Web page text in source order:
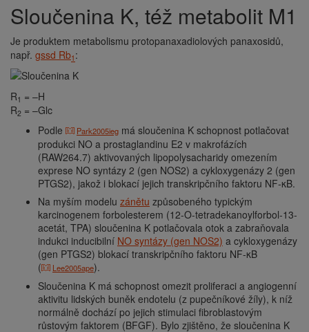
sloučenina K, též metabolit M1
Je produktem metabolismu protopanaxadiolových panaxosidů,
např. gssd Rb1 :
R1 = –H
R2 = –Glc
Podle
Park2005ieg má sloučenina K schopnost potlačovat
produkci NO a prostaglandinu E2 v makrofázích
(RAW264.7) aktivovaných lipopolysacharidy omezením
exprese NO syntázy 2 (gen NOS2) a cykloxygenázy 2 (gen
PTGS2), jakož i blokací jejich transkripčního faktoru NF-κB.
Na myším modelu zánětu způsobeného typickým
karcinogenem forbolesterem (12-O-tetradekanoylforbol-13-
acetát, TPA) sloučenina K potlačovala otok a zabraňovala
indukci inducibilní NO syntázy (gen NOS2) a cykloxygenázy
(gen PTGS2) blokací transkripčního faktoru NF-κB
(
Lee2005ape).
Sloučenina K má schopnost omezit proliferaci a angiogenní
aktivitu lidských buněk endotelu (z pupečníkové žíly), k níž
normálně dochází po jejich stimulaci fibroblastovým
růstovým faktorem (BFGF). Bylo zjištěno, že sloučenina K